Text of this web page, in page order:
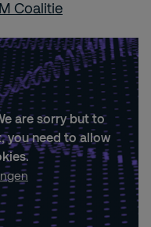
Coalitie
are sorry but to
you need to allow